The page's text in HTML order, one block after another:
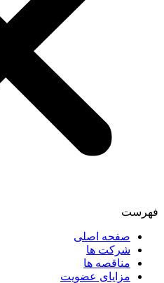
فهرست
صفحه اصلی
شرکت ها
مناقصه ها
مزایای عضویت